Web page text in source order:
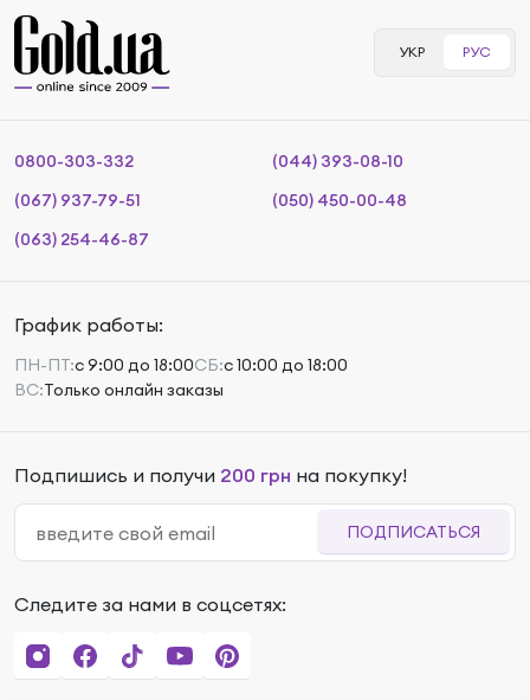
УКР РУС
0800-303-332
(044) 393-08-10
(067) 937-79-51
(050) 450-00-48
(063) 254-46-87
График работы:
ПН-ПТ:с 9:00 до 18:00СБ:с 10:00 до 18:00
ВС:Только онлайн заказы
Подпишись и получи 200 грн на покупку!
ПОДПИСАТЬСЯ
Следите за нами в соцсетях: